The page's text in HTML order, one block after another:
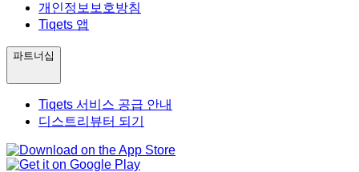
개인정보보호방침
Tiqets 앱
파트너십
Tiqets 서비스 공급 안내
디스트리뷰터 되기